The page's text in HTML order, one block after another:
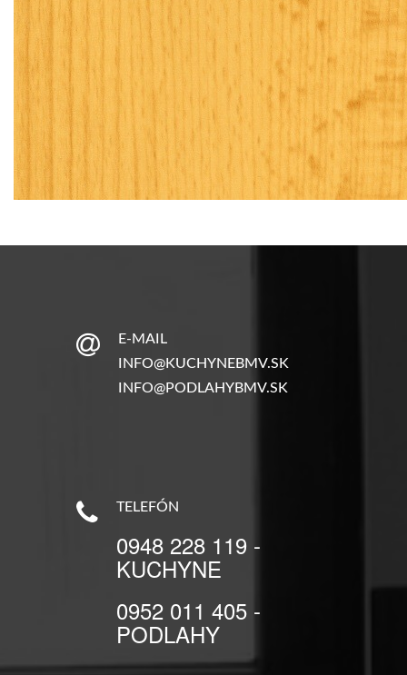
E-MAIL
INFO@KUCHYNEBMV.SK
INFO@PODLAHYBMV.SK
TELEFÓN
0948 228 119 -
KUCHYNE
0952 011 405 -
PODLAHY